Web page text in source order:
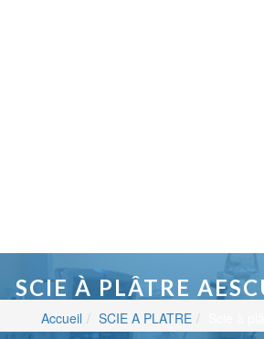
SCIE À PLÂTRE
Accueil SCIE A PLATRE